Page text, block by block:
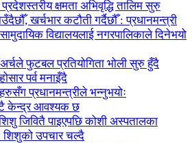
क्षमता अभिवृद्धि तालिम सुरु
खर्चभार कटौती गर्दैछौँ : प्रधानमन्त्री
विद्यालयलाई नगरपालिकाले दिनेभयो
अर्चले फुटबल प्रतियोगिता भोली सुरु हुँदै
पर्व मनाइँदै
प्रधानमन्त्रीले भन्नुभयोः
केन्द्र आवश्यक छ
जिवितै पाइएपछि कोशी अस्पतालका
शिशुको उपचार चल्दै